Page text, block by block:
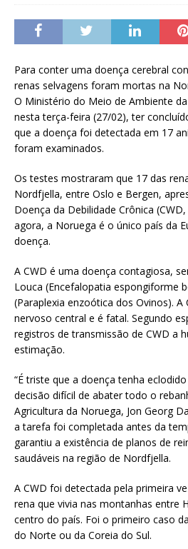
Para conter uma doença cerebral
renas selvagens foram mortas na
O Ministério do Meio de Ambiente
nesta terça-feira (27/02), ter
que a doença foi detectada em 17
foram examinados.
Os testes mostraram que 17 das
Nordfjella, entre Oslo e Bergen,
Doença da Debilidade Crônica
agora, a Noruega é o único país da
doença.
A CWD é uma doença contagiosa,
Louca (Encefalopatia espongiforme
(Paraplexia enzoótica dos Ovinos). A
nervoso central e é fatal. Segundo
registros de transmissão de CWD a
estimação.
“É triste que a doença tenha
decisão difícil de abater todo o
Agricultura da Noruega, Jon Georg
a tarefa foi completada antes da
garantiu a existência de planos de
saudáveis na região de Nordfjella.
A CWD foi detectada pela primeira
rena que vivia nas montanhas entre
centro do país. Foi o primeiro caso
do Norte ou da Coreia do Sul.